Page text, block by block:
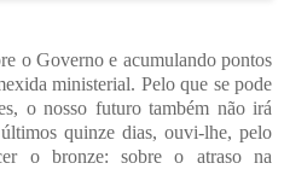
o Governo e acumulando pontos
ministerial. Pelo que se pode
o nosso futuro também não irá
quinze dias, ouvi-lhe, pelo
o bronze: sobre o atraso na